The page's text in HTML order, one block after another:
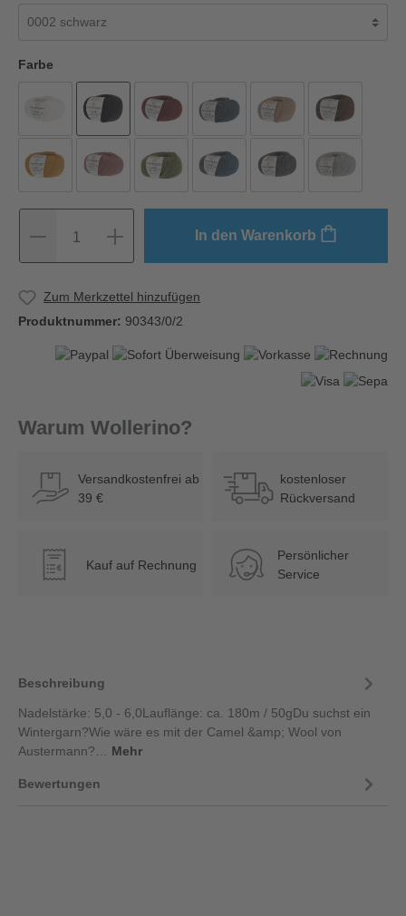
Farbe
1 In den Warenkorb
Zum Merkzettel hinzufügen
Produktnummer: 90343/0/2
Warum Wollerino?
Versandkostenfrei ab
39 €
kostenloser
Rückversand
€ Kauf auf Rechnung
Persönlicher
Service
Beschreibung
Nadelstärke: 5,0 - 6,0Lauflänge: ca. 180m / 50gDu suchst ein
Wintergarn?Wie wäre es mit der Camel &amp; Wool von
Austermann?… Mehr
Bewertungen